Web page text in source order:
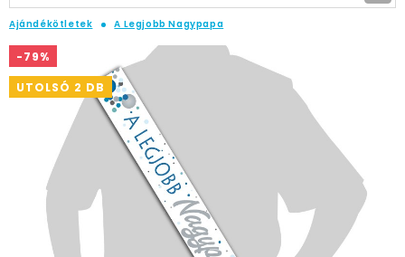
Ajándékötletek A Legjobb Nagypapa
-79%
UTOLSÓ 2 DB